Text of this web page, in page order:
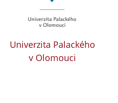
Univerzita Palackého
v Olomouci